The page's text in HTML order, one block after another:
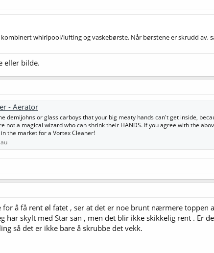
whirlpool/lufting og vaskebørste. Når børstene er skrudd av,
eller bilde.
- Aerator
demijohns or glass carboys that your big meaty hands can't get inside,
not a magical wizard who can shrink their HANDS. If you agree with the
the market for a Vortex Cleaner!
for å få rent øl fatet , ser at det er noe brunt nærmere toppen
har skylt med Star san , men det blir ikke skikkelig rent . Er
så det er ikke bare å skrubbe det vekk.